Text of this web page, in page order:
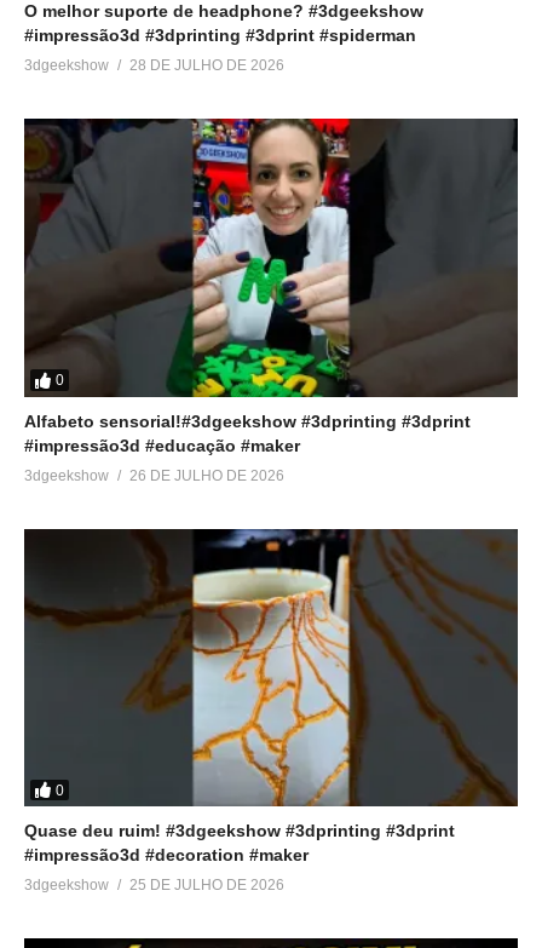
O melhor suporte de headphone? #3dgeekshow
#impressão3d #3dprinting #3dprint #spiderman
3dgeekshow 28 DE JULHO DE 2026
0
Alfabeto sensorial!#3dgeekshow #3dprinting #3dprint
#impressão3d #educação #maker
3dgeekshow 26 DE JULHO DE 2026
0
Quase deu ruim! #3dgeekshow #3dprinting #3dprint
#impressão3d #decoration #maker
3dgeekshow 25 DE JULHO DE 2026